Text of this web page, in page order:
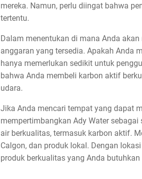
mereka. Namun, perlu diingat bahwa
tertentu.
Dalam menentukan di mana Anda
anggaran yang tersedia. Apakah Anda
hanya memerlukan sedikit untuk
bahwa Anda membeli karbon aktif
udara.
Jika Anda mencari tempat yang dapat
mempertimbangkan Ady Water
air berkualitas, termasuk karbon aktif.
Calgon, dan produk lokal. Dengan
produk berkualitas yang Anda